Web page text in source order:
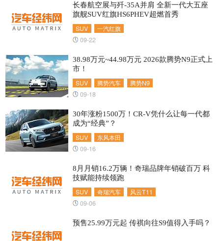
SUV 一汽红旗
长春航空展与歼-35A并肩 全新一代大五座
旗舰SUV红旗HS6PHEV超燃首秀
09-22
SUV 腾势汽车 腾势N9
38.98万元~44.98万元 2026款腾势N9正式上
市！
09-18
SUV 东风本田
30年涨粉1500万！CR-V凭什么让每一代都
成为“经典”？
09-16
SUV 奇瑞汽车 风云T11
8月月销16.2万辆！奇瑞品牌年销破百万 科
技赋能持续领跑
09-06
预售25.99万元起 传祺向往S9值得入手吗？